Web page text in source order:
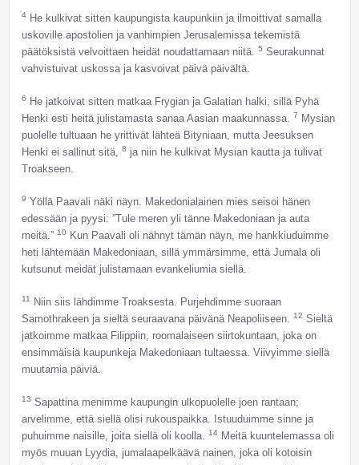
4He kulkivat sitten kaupungista kaupunkiin ja ilmoittivat samalla
uskoville apostolien ja vanhimpien Jerusalemissa tekemistä
päätöksistä velvoittaen heidät noudattamaan niitä. 5 Seurakunnat
vahvistuivat uskossa ja kasvoivat päivä päivältä.
6
He jatkoivat sitten matkaa Frygian ja Galatian halki, sillä Pyhä
Henki esti heitä julistamasta sanaa Aasian maakunnassa. 7
Mysian
puolelle tultuaan he yrittivät lähteä Bityniaan, mutta Jeesuksen
Henki ei sallinut sitä, 8 ja niin he kulkivat Mysian kautta ja tulivat
Troakseen.
9 Yöllä Paavali näki näyn. Makedonialainen mies seisoi hänen
edessään ja pyysi: ”Tule meren yli tänne Makedoniaan ja auta
meitä.” 10
Kun Paavali oli nähnyt tämän näyn, me hankkiuduimme
heti lähtemään Makedoniaan, sillä ymmärsimme, että Jumala oli
kutsunut meidät julistamaan evankeliumia siellä.
11
Niin siis lähdimme Troaksesta. Purjehdimme suoraan
Samothrakeen ja sieltä seuraavana päivänä Neapoliiseen. 12 Sieltä
jatkoimme matkaa Filippiin, roomalaiseen siirtokuntaan, joka on
ensimmäisiä kaupunkeja Makedoniaan tultaessa. Viivyimme siellä
muutamia päiviä.
13 Sapattina menimme kaupungin ulkopuolelle joen rantaan;
arvelimme, että siellä olisi rukouspaikka. Istuuduimme sinne ja
puhuimme naisille, joita siellä oli koolla. 14Meitä kuuntelemassa oli
myös muuan Lyydia, jumalaapelkäävä nainen, joka oli kotoisin